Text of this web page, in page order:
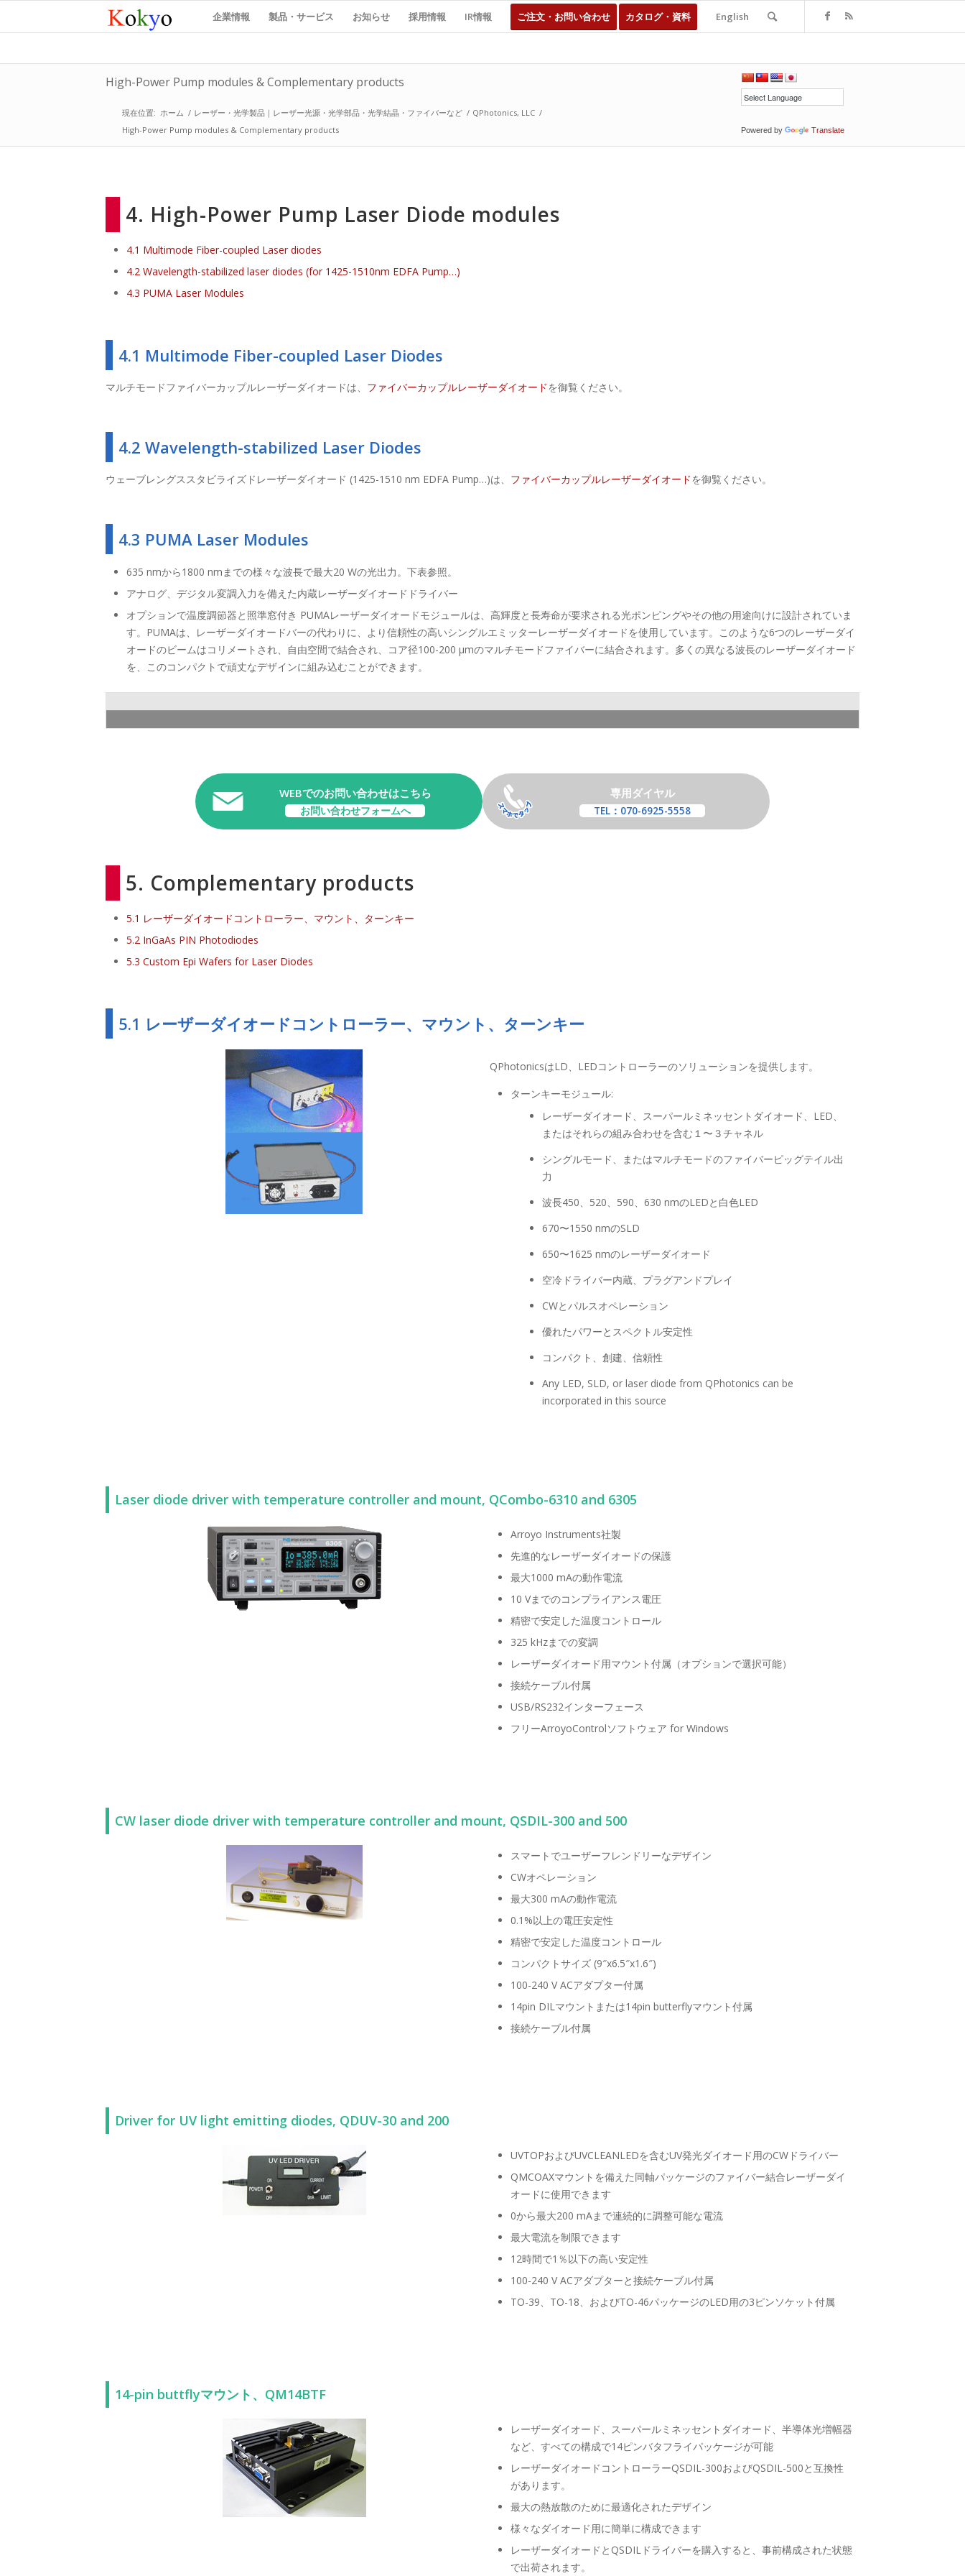
企業情報 製品・サービス お知らせ 採用情報 IR情報 ご注文・お問い合わせ カタログ・資料 English
High-Power Pump modules & Complementary products
Powered by Translate
現在位置: ホーム / レーザー・光学製品｜レーザー光源・光学部品・光学結晶・ファイバーなど / QPhotonics, LLC /
High-Power Pump modules & Complementary products
4. High-Power Pump Laser Diode modules
4.1 Multimode Fiber-coupled Laser diodes
4.2 Wavelength-stabilized laser diodes (for 1425-1510nm EDFA Pump…)
4.3 PUMA Laser Modules
4.1 Multimode Fiber-coupled Laser Diodes
マルチモードファイバーカップルレーザーダイオードは、 ファイバーカップルレーザーダイオードを御覧ください。
4.2 Wavelength-stabilized Laser Diodes
ウェーブレングススタビライズドレーザーダイオード (1425-1510 nm EDFA Pump…)は、 ファイバーカップルレーザーダイオードを御覧ください。
4.3 PUMA Laser Modules
635 nmから1800 nmまでの様々な波長で最大20 Wの光出力。下表参照。
アナログ、デジタル変調入力を備えた内蔵レーザーダイオードドライバー
オプションで温度調節器と照準窓付き PUMAレーザーダイオードモジュールは、高輝度と長寿命が要求される光ポンピングやその他の用途向けに設計されていま
す。PUMAは、レーザーダイオードバーの代わりに、より信頼性の高いシングルエミッターレーザーダイオードを使用しています。このような6つのレーザーダイ
オードのビームはコリメートされ、自由空間で結合され、コア径100-200 μmのマルチモードファイバーに結合されます。多くの異なる波長のレーザーダイオード
を、このコンパクトで頑丈なデザインに組み込むことができます。
WEBでのお問い合わせはこちら
お問い合わせフォームへ
専用ダイヤル
TEL：070-6925-5558
5. Complementary products
5.1 レーザーダイオードコントローラー、マウント、ターンキー
5.2 InGaAs PIN Photodiodes
5.3 Custom Epi Wafers for Laser Diodes
5.1 レーザーダイオードコントローラー、マウント、ターンキー
QPhotonicsはLD、LEDコントローラーのソリューションを提供します。
ターンキーモジュール:
レーザーダイオード、スーパールミネッセントダイオード、LED、
またはそれらの組み合わせを含む１〜３チャネル
シングルモード、またはマルチモードのファイバーピッグテイル出
力
波長450、520、590、630 nmのLEDと白色LED
670〜1550 nmのSLD
650〜1625 nmのレーザーダイオード
空冷ドライバー内蔵、プラグアンドプレイ
CWとパルスオペレーション
優れたパワーとスペクトル安定性
コンパクト、創建、信頼性
Any LED, SLD, or laser diode from QPhotonics can be
incorporated in this source
Laser diode driver with temperature controller and mount, QCombo-6310 and 6305
Arroyo Instruments社製
先進的なレーザーダイオードの保護
最大1000 mAの動作電流
10 Vまでのコンプライアンス電圧
精密で安定した温度コントロール
325 kHzまでの変調
レーザーダイオード用マウント付属（オプションで選択可能）
接続ケーブル付属
USB/RS232インターフェース
フリーArroyoControlソフトウェア for Windows
CW laser diode driver with temperature controller and mount, QSDIL-300 and 500
スマートでユーザーフレンドリーなデザイン
CWオペレーション
最大300 mAの動作電流
0.1%以上の電圧安定性
精密で安定した温度コントロール
コンパクトサイズ (9″x6.5″x1.6″)
100-240 V ACアダプター付属
14pin DILマウントまたは14pin butterflyマウント付属
接続ケーブル付属
Driver for UV light emitting diodes, QDUV-30 and 200
UVTOPおよびUVCLEANLEDを含むUV発光ダイオード用のCWドライバー
QMCOAXマウントを備えた同軸パッケージのファイバー結合レーザーダイ
オードに使用できます
0から最大200 mAまで連続的に調整可能な電流
最大電流を制限できます
12時間で1％以下の高い安定性
100-240 V ACアダプターと接続ケーブル付属
TO-39、TO-18、およびTO-46パッケージのLED用の3ピンソケット付属
14-pin buttflyマウント、QM14BTF
レーザーダイオード、スーパールミネッセントダイオード、半導体光増幅器
など、すべての構成で14ピンバタフライパッケージが可能
レーザーダイオードコントローラーQSDIL-300およびQSDIL-500と互換性
があります。
最大の熱放散のために最適化されたデザイン
様々なダイオード用に簡単に構成できます
レーザーダイオードとQSDILドライバーを購入すると、事前構成された状態
で出荷されます。